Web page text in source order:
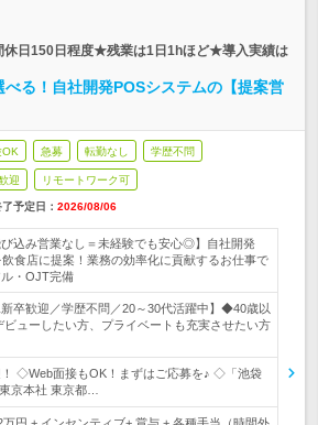
休日150日程度★残業は1日1hほど★導入実績は
る！自社開発POSシステムの【提案営
OK 急募 転勤なし 学歴不問
迎 リモートワーク可
予定日： 2026/08/06
び込み営業なし＝未経験でも安心◎】自社開発
食店に提案！業務の効率化に貢献するお仕事で
・OJT完備
新卒歓迎／学歴不問／20～30代活躍中】◆40歳以
ューしたい方、プライベートも充実させたい方
◇Web面接もOK！まずはご応募を♪ ◇「池袋
京本社 東京都…